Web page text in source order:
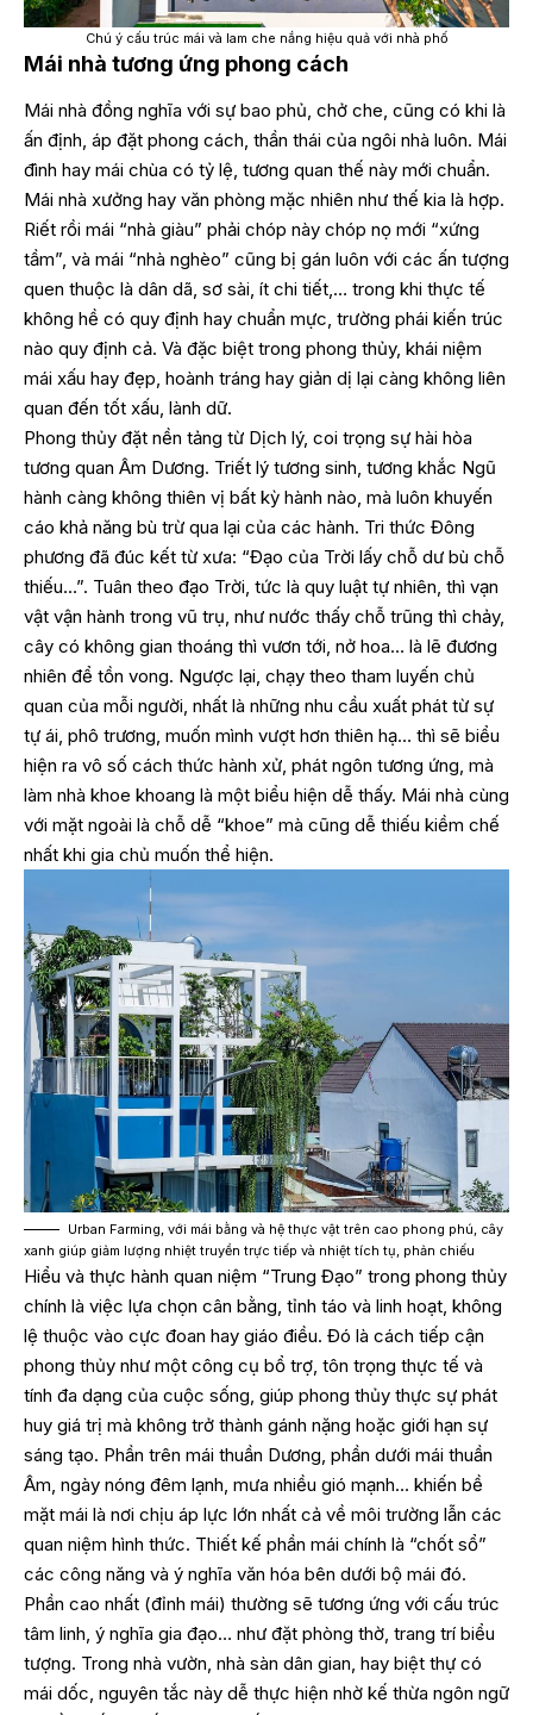
Chú ý cấu trúc mái và lam che nắng hiệu quả với nhà phố
Mái nhà tương ứng phong cách
Mái nhà đồng nghĩa với sự bao phủ, chở che, cũng có khi là
ấn định, áp đặt phong cách, thần thái của ngôi nhà luôn. Mái
đình hay mái chùa có tỷ lệ, tương quan thế này mới chuẩn.
Mái nhà xưởng hay văn phòng mặc nhiên như thế kia là hợp.
Riết rồi mái “nhà giàu” phải chóp này chóp nọ mới “xứng
tầm”, và mái “nhà nghèo” cũng bị gán luôn với các ấn tượng
quen thuộc là dân dã, sơ sài, ít chi tiết,… trong khi thực tế
không hề có quy định hay chuẩn mực, trường phái kiến trúc
nào quy định cả. Và đặc biệt trong phong thủy, khái niệm
mái xấu hay đẹp, hoành tráng hay giản dị lại càng không liên
quan đến tốt xấu, lành dữ.
Phong thủy đặt nền tảng từ Dịch lý, coi trọng sự hài hòa
tương quan Âm Dương. Triết lý tương sinh, tương khắc Ngũ
hành càng không thiên vị bất kỳ hành nào, mà luôn khuyến
cáo khả năng bù trừ qua lại của các hành. Tri thức Đông
phương đã đúc kết từ xưa: “Đạo của Trời lấy chỗ dư bù chỗ
thiếu…”. Tuân theo đạo Trời, tức là quy luật tự nhiên, thì vạn
vật vận hành trong vũ trụ, như nước thấy chỗ trũng thì chảy,
cây có không gian thoáng thì vươn tới, nở hoa… là lẽ đương
nhiên để tồn vong. Ngược lại, chạy theo tham luyến chủ
quan của mỗi người, nhất là những nhu cầu xuất phát từ sự
tự ái, phô trương, muốn mình vượt hơn thiên hạ… thì sẽ biểu
hiện ra vô số cách thức hành xử, phát ngôn tương ứng, mà
làm nhà khoe khoang là một biểu hiện dễ thấy. Mái nhà cùng
với mặt ngoài là chỗ dễ “khoe” mà cũng dễ thiếu kiềm chế
nhất khi gia chủ muốn thể hiện.
Urban Farming, với mái bằng và hệ thực vật trên cao phong phú, cây
xanh giúp giảm lượng nhiệt truyền trực tiếp và nhiệt tích tụ, phản chiếu
Hiểu và thực hành quan niệm “Trung Đạo” trong phong thủy
chính là việc lựa chọn cân bằng, tỉnh táo và linh hoạt, không
lệ thuộc vào cực đoan hay giáo điều. Đó là cách tiếp cận
phong thủy như một công cụ bổ trợ, tôn trọng thực tế và
tính đa dạng của cuộc sống, giúp phong thủy thực sự phát
huy giá trị mà không trở thành gánh nặng hoặc giới hạn sự
sáng tạo. Phần trên mái thuần Dương, phần dưới mái thuần
Âm, ngày nóng đêm lạnh, mưa nhiều gió mạnh… khiến bề
mặt mái là nơi chịu áp lực lớn nhất cả về môi trường lẫn các
quan niệm hình thức. Thiết kế phần mái chính là “chốt sổ”
các công năng và ý nghĩa văn hóa bên dưới bộ mái đó.
Phần cao nhất (đỉnh mái) thường sẽ tương ứng với cấu trúc
tâm linh, ý nghĩa gia đạo… như đặt phòng thờ, trang trí biểu
tượng. Trong nhà vườn, nhà sàn dân gian, hay biệt thự có
mái dốc, nguyên tắc này dễ thực hiện nhờ kế thừa ngôn ngữ